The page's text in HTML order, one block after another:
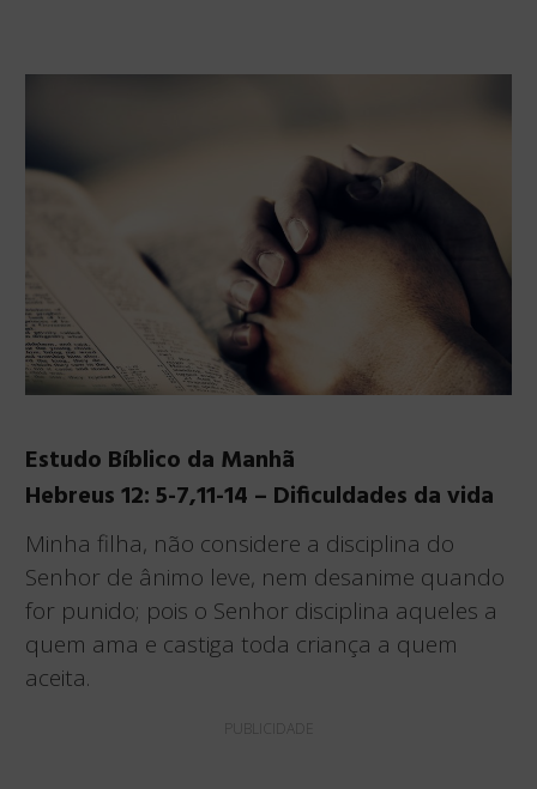
Estudo Bíblico da Manhã
Hebreus 12: 5-7,11-14 – Dificuldades da vida
Minha filha, não considere a disciplina do
Senhor de ânimo leve, nem desanime quando
for punido; pois o Senhor disciplina aqueles a
quem ama e castiga toda criança a quem
aceita.
PUBLICIDADE